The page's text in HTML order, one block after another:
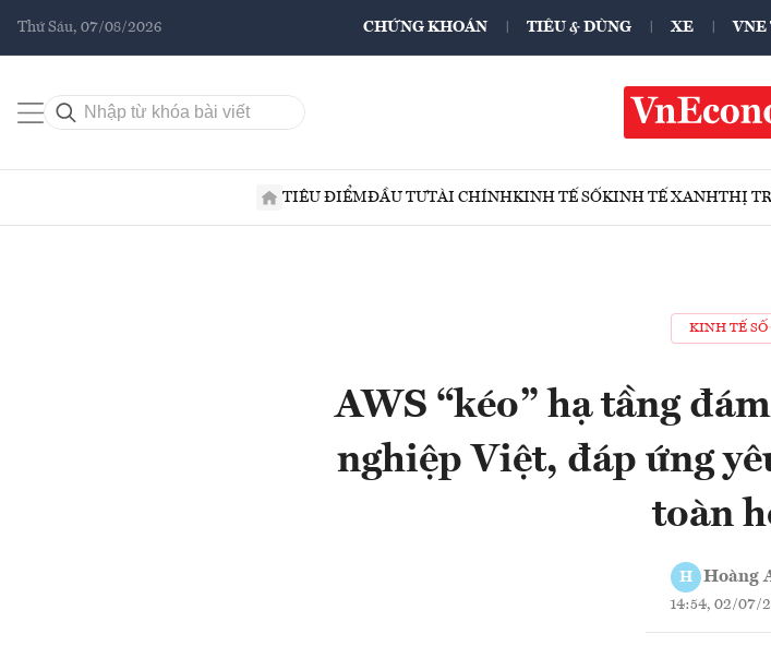
Thứ Sáu, 07/08/2026 CHỨNG KHOÁN TIÊU & DÙNG XE VNE
TIÊU ĐIỂMĐẦU TƯTÀI CHÍNHKINH TẾ SỐKINH TẾ XANHTHỊ
KINH TẾ SỐ
AWS “kéo” hạ tầng
nghiệp Việt, đáp ứng
toàn
H Hoàng
14:54, 02/07/